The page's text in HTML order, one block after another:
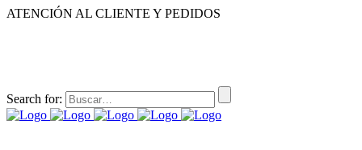
ATENCIÓN AL CLIENTE Y PEDIDOS
Search for: